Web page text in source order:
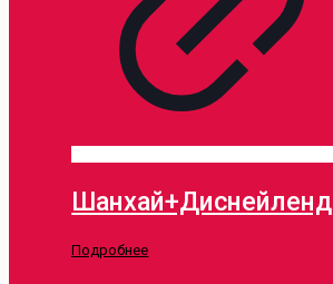
Шанхай+Диснейленд
Подробнее